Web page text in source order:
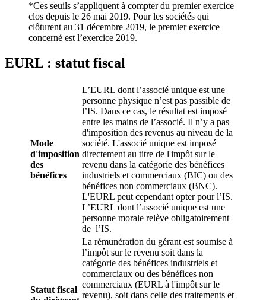
*Ces seuils s’appliquent à compter du premier exercice
clos depuis le 26 mai 2019. Pour les sociétés qui
clôturent au 31 décembre 2019, le premier exercice
concerné est l’exercice 2019.
EURL : statut fiscal
Mode
d'imposition
des
bénéfices
L’EURL dont l’associé unique est une
personne physique n’est pas passible de
l’IS. Dans ce cas, le résultat est imposé
entre les mains de l’associé. Il n’y a pas
d'imposition des revenus au niveau de la
société. L'associé unique est imposé
directement au titre de l'impôt sur le
revenu dans la catégorie des bénéfices
industriels et commerciaux (BIC) ou des
bénéfices non commerciaux (BNC).
L'EURL peut cependant opter pour l’IS.
L’EURL dont l’associé unique est une
personne morale relève obligatoirement
de l’IS.
Statut fiscal
La rémunération du gérant est soumise à
l’impôt sur le revenu soit dans la
catégorie des bénéfices industriels et
commerciaux ou des bénéfices non
commerciaux (EURL à l'impôt sur le
revenu), soit dans celle des traitements et